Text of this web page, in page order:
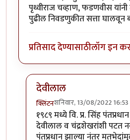
पृथ्वीराज चव्हाण, फडणवीस
पुढील निवडणुकीत सत्ता
प्रतिसाद देण्यासाठीलॉग इन
देवीलाल
क्लिंटनशनिवार, 13/08/2022 16:53
In reply toभारतीय
१९८९ मध्ये वि. प्र. सिंह
देवीलाल व चंद्रशेखरांशी पटत
पंतप्रधान झाल्या नंतर